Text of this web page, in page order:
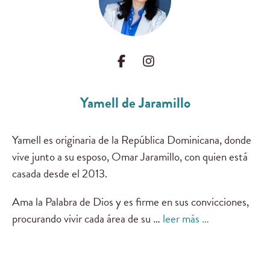
Yamell de Jaramillo
Yamell es originaria de la República Dominicana, donde
vive junto a su esposo, Omar Jaramillo, con quien está
casada desde el 2013.
Ama la Palabra de Dios y es firme en sus convicciones,
procurando vivir cada área de su … leer más …